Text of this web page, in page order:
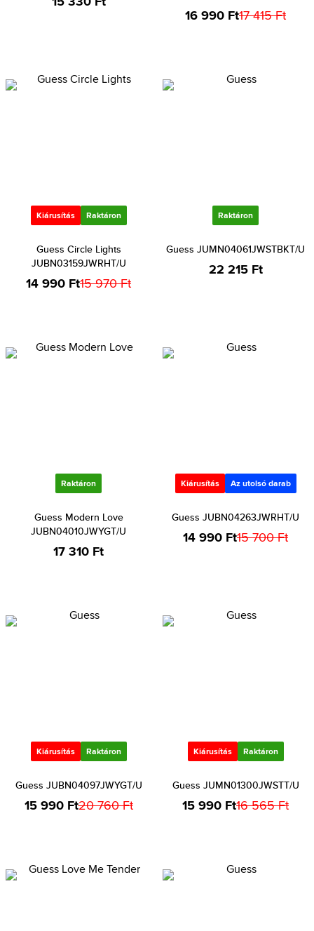
16 990 Ft17 415 Ft
Kiárusítás Raktáron
Guess Circle Lights
JUBN03159JWRHT/U
14 990 Ft15 970 Ft
Raktáron
Guess JUMN04061JWSTBKT/U
22 215 Ft
Raktáron
Guess Modern Love
JUBN04010JWYGT/U
17 310 Ft
Kiárusítás Az utolsó darab
Guess JUBN04263JWRHT/U
14 990 Ft15 700 Ft
Kiárusítás Raktáron
Guess JUBN04097JWYGT/U
15 990 Ft20 760 Ft
Kiárusítás Raktáron
Guess JUMN01300JWSTT/U
15 990 Ft16 565 Ft